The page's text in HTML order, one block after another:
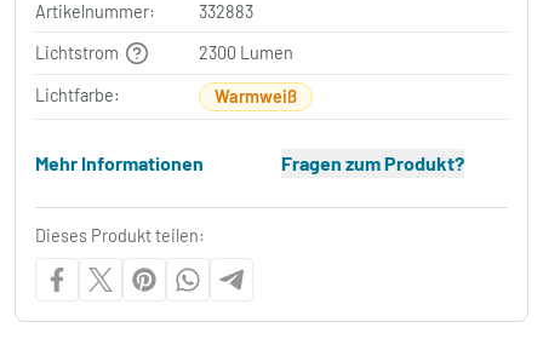
Artikelnummer:
332883
Lichtstrom
2300 Lumen
Lichtfarbe: Warmweiß
Mehr Informationen Fragen zum Produkt?
Dieses Produkt teilen: